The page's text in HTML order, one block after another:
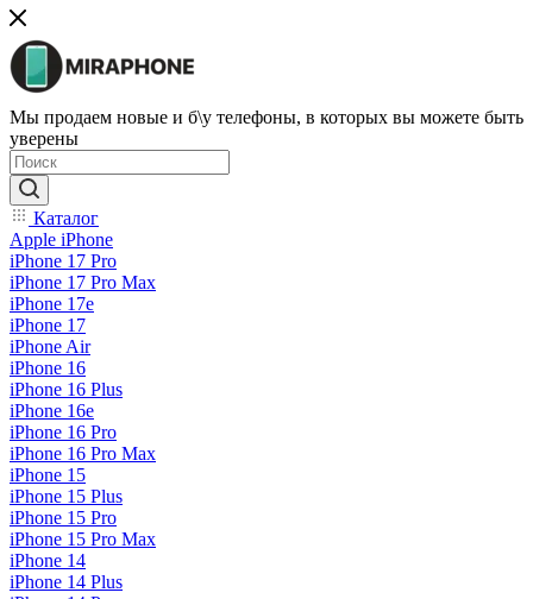
Мы продаем новые и б\у телефоны, в которых вы можете быть
уверены
Каталог
Apple iPhone
iPhone 17 Pro
iPhone 17 Pro Max
iPhone 17e
iPhone 17
iPhone Air
iPhone 16
iPhone 16 Plus
iPhone 16e
iPhone 16 Pro
iPhone 16 Pro Max
iPhone 15
iPhone 15 Plus
iPhone 15 Pro
iPhone 15 Pro Max
iPhone 14
iPhone 14 Plus